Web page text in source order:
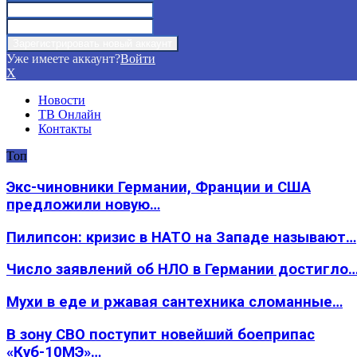
Уже имеете аккаунт?Войти
X
Новости
ТВ Онлайн
Контакты
Топ
Экс-чиновники Германии, Франции и США
предложили новую…
Пилипсон: кризис в НАТО на Западе называют…
Число заявлений об НЛО в Германии
Мухи в еде и ржавая сантехника сломанные…
В зону СВО поступит новейший боеприпас
«Куб-10МЭ»…